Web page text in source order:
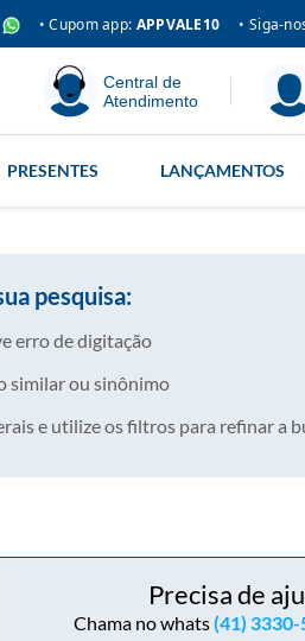
• Cupom app: APPVALE10 • Siga-
Central de
Atendimento
PRESENTES LANÇAMENTOS
pesquisa:
erro de digitação
similar ou sinônimo
e utilize os filtros para refinar a
Precisa de
Chama no whats(41)